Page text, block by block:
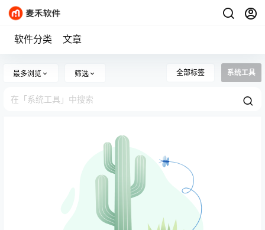
软件分类 文章
最多浏览 筛选 全部标签 系统工具